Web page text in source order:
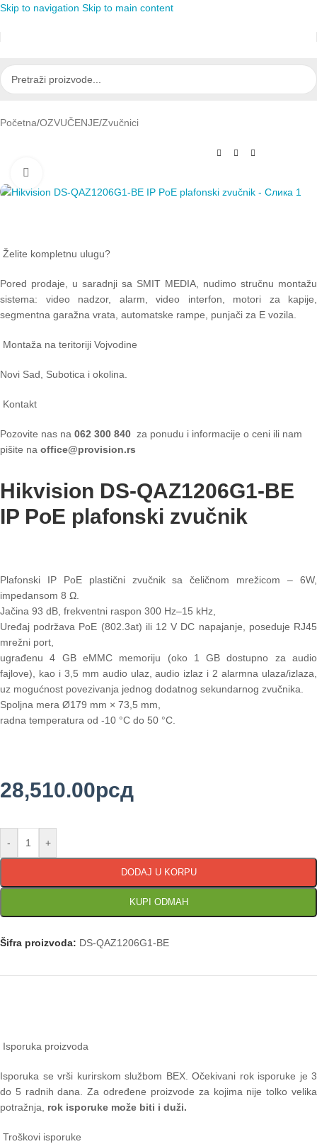
Skip to navigation Skip to main content
Početna/OZVUČENJE/Zvučnici
Želite kompletnu ulugu?
Pored prodaje, u saradnji sa SMIT MEDIA, nudimo stručnu montažu
sistema: video nadzor, alarm, video interfon, motori za kapije,
segmentna garažna vrata, automatske rampe, punjači za E vozila.
Montaža na teritoriji Vojvodine
Novi Sad, Subotica i okolina.
Kontakt
Pozovite nas na 062 300 840 za ponudu i informacije o ceni ili nam
pišite na office@provision.rs
Hikvision DS-QAZ1206G1-BE
IP PoE plafonski zvučnik
Plafonski IP PoE plastični zvučnik sa čeličnom mrežicom – 6W,
impedansom 8 Ω.
Jačina 93 dB, frekventni raspon 300 Hz–15 kHz,
Uređaj podržava PoE (802.3at) ili 12 V DC napajanje, poseduje RJ45
mrežni port,
ugrađenu 4 GB eMMC memoriju (oko 1 GB dostupno za audio
fajlove), kao i 3,5 mm audio ulaz, audio izlaz i 2 alarmna ulaza/izlaza,
uz mogućnost povezivanja jednog dodatnog sekundarnog zvučnika.
Spoljna mera Ø179 mm × 73,5 mm,
radna temperatura od -10 °C do 50 °C.
28,510.00рсд
- +
DODAJ U KORPU
KUPI ODMAH
Šifra proizvoda: DS-QAZ1206G1-BE
Isporuka proizvoda
Isporuka se vrši kurirskom službom BEX. Očekivani rok isporuke je 3
do 5 radnih dana. Za određene proizvode za kojima nije tolko velika
potražnja, rok isporuke može biti i duži.
Troškovi isporuke